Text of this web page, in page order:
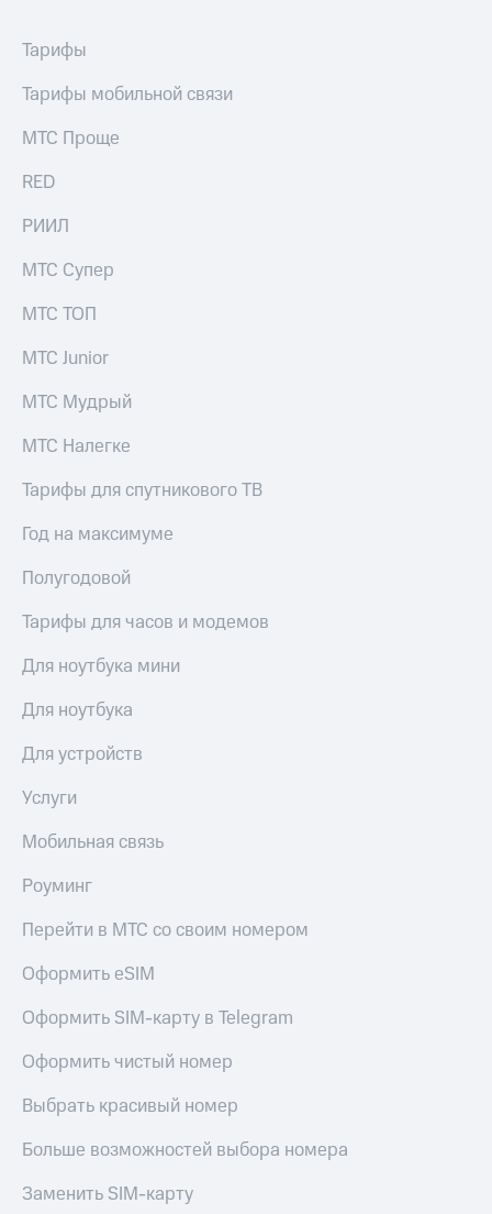
Тарифы
Тарифы мобильной связи
МТС Проще
RED
РИИЛ
МТС Супер
МТС ТОП
МТС Junior
МТС Мудрый
МТС Налегке
Тарифы для спутникового ТВ
Год на максимуме
Полугодовой
Тарифы для часов и модемов
Для ноутбука мини
Для ноутбука
Для устройств
Услуги
Мобильная связь
Роуминг
Перейти в МТС со своим номером
Оформить eSIM
Оформить SIM-карту в Telegram
Оформить чистый номер
Выбрать красивый номер
Больше возможностей выбора номера
Заменить SIM-карту